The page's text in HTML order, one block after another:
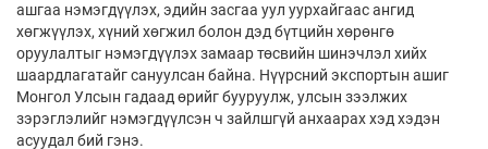
ашгаа нэмэгдүүлэх, эдийн засгаа уул уурхайгаас ангид
хөгжүүлэх, хүний хөгжил болон дэд бүтцийн хөрөнгө
оруулалтыг нэмэгдүүлэх замаар төсвийн шинэчлэл хийх
шаардлагатайг сануулсан байна. Нүүрсний экспортын ашиг
Монгол Улсын гадаад өрийг бууруулж, улсын зээлжих
зэрэглэлийг нэмэгдүүлсэн ч зайлшгүй анхаарах хэд хэдэн
асуудал бий гэнэ.